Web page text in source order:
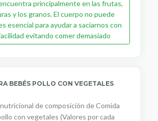
principalmente en las frutas,
y los granos. El cuerpo no puede
esencial para ayudar a saciarnos con
evitando comer demasiado
BEBÉS POLLO CON VEGETALES
de composición de Comida
con vegetales (Valores por cada